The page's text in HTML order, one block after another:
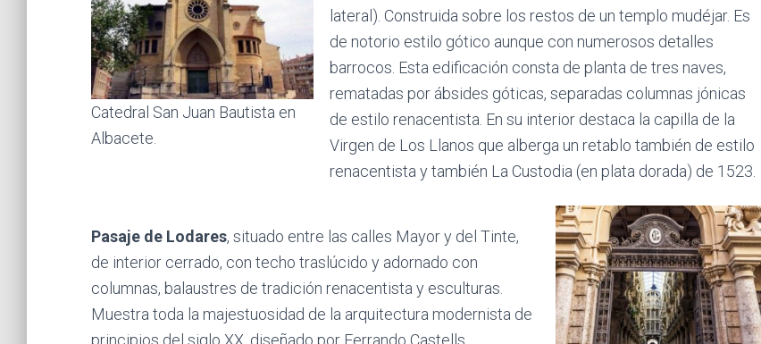
Catedral San Juan Bautista en
Albacete.
lateral). Construida sobre los restos de un templo mudéjar. Es
de notorio estilo gótico aunque con numerosos detalles
barrocos. Esta edificación consta de planta de tres naves,
rematadas por ábsides góticas, separadas columnas jónicas
de estilo renacentista. En su interior destaca la capilla de la
Virgen de Los Llanos que alberga un retablo también de estilo
renacentista y también La Custodia (en plata dorada) de 1523.
Pasaje de Lodares, situado entre las calles Mayor y del Tinte,
de interior cerrado, con techo traslúcido y adornado con
columnas, balaustres de tradición renacentista y esculturas.
Muestra toda la majestuosidad de la arquitectura modernista de
principios del siglo XX, diseñado por Ferrando Castells.